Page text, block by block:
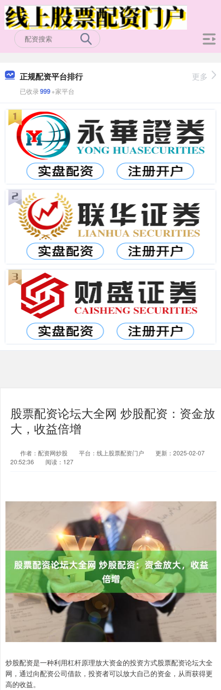
正规配资平台排行
已收录999+家平台
更多
股票配资论坛大全网 炒股配资：资金放
大，收益倍增
作者：配资网炒股 平台：线上股票配资门户
更新：2025-02-07
20:52:36
阅读：127
炒股配资是一种利用杠杆原理放大资金的投资方式股票配资论坛大全
网，通过向配资公司借款，投资者可以放大自己的资金，从而获得更
高的收益。